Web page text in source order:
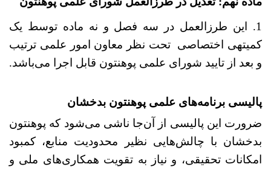
1. این طرزالعمل در سه فصل و نه ماده توسط یک
کمیته‏ی اختصاصی تحت نظر معاون امور علمی ترتیب
و بعد از تایید شورای علمی پوهنتون قابل اجرا میباشد.
پالیسی برنامه‌های علمی پوهنتون بدخشان
ضرورت این پالیسی از آنجا ناشی می‌شود که پوهنتون
بدخشان با چالش‌هایی نظیر محدودیت منابع، کمبود
امکانات تحقیقی، و نیاز به تقویت همکاری‌های ملی و